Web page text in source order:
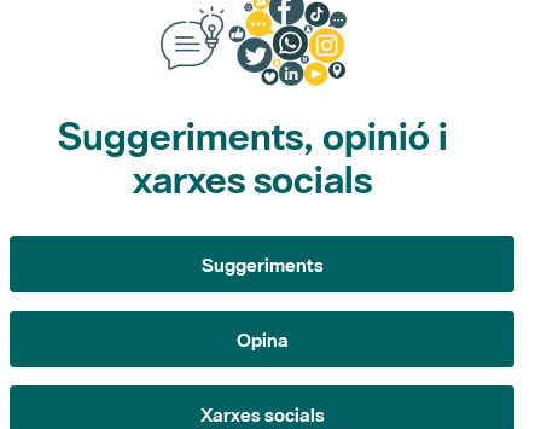
Suggeriments, opinió i
xarxes socials
Suggeriments
Opina
Xarxes socials